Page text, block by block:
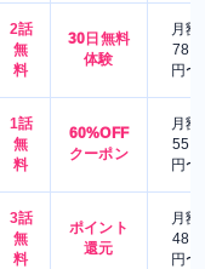
2話
無
料
30日無料
体験
月額
780
円〜
1話
無
料
60%OFF
クーポン
月額
550
円〜
3話
無
料
ポイント
還元
月額
480
円〜